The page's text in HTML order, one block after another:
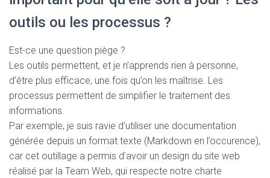
outils ou les processus ?
Est-ce une question piège ?
Les outils permettent, et je n’apprends rien à personne,
d’être plus efficace, une fois qu’on les maîtrise. Les
processus permettent de simplifier le traitement des
informations.
Par exemple, je suis ravie d’utiliser une documentation
générée depuis un format texte (Markdown en l’occurence),
car cet outillage a permis d’avoir un design du site web
réalisé par la Team Web, qui respecte notre charte